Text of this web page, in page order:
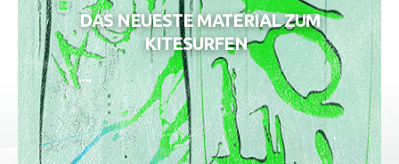
DAS NEUESTE MATERIAL ZUM
KITESURFEN